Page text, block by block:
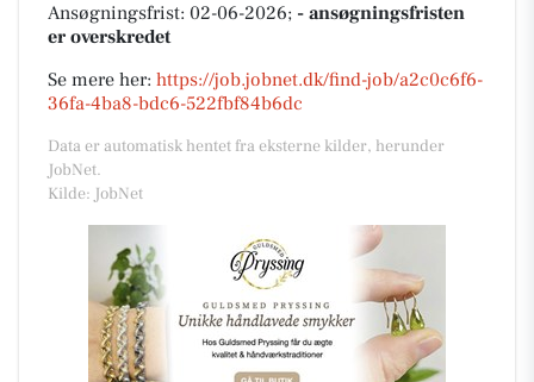
Ansøgningsfrist: 02-06-2026; - ansøgningsfristen
er overskredet
Se mere her: https://job.jobnet.dk/find-job/a2c0c6f6-
36fa-4ba8-bdc6-522fbf84b6dc
Data er automatisk hentet fra eksterne kilder, herunder
JobNet.
Kilde: JobNet